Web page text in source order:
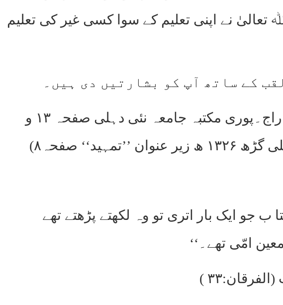
نے اپنی تعلیم کے سوا کسی غیر کی تعلیم
کے ساتھ آپ کو بشارتیں دی ہیں۔
(تاریخ القرآن مصنفہ حافظ محمد اسلم صاحب جے۔ راج۔پوری مکتبہ جامعہ نئی دہلی صفحہ ۱۳ و
جو ایک بار اتری تو وہ لکھتے پڑھتے تھے
امّی تھے۔‘‘